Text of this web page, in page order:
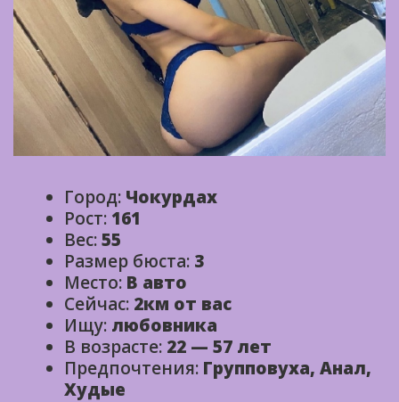
Город: Чокурдах
Рост: 161
Вес:55
Размер бюста: 3
Место: В авто
Сейчас: 2км от вас
Ищу: любовника
В возрасте: 22 — 57 лет
Предпочтения: Групповуха, Анал,
Худые